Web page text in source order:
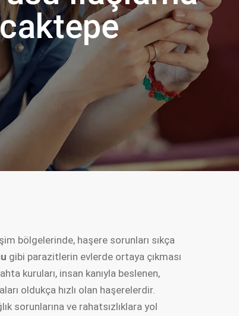
bölgelerinde, haşere sorunları sıkça
gibi parazitlerin evlerde ortaya çıkması
kuruları, insan kanıyla beslenen,
oldukça hızlı olan haşerelerdir.
sorunlarına ve rahatsızlıklara yol